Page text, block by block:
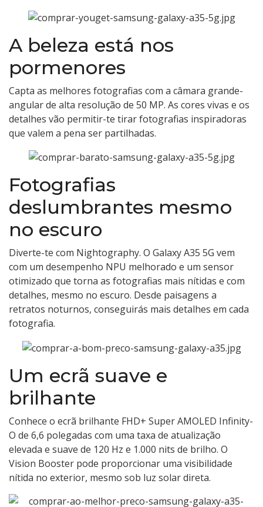
A beleza está nos
pormenores
Capta as melhores fotografias com a câmara grande-
angular de alta resolução de 50 MP. As cores vivas e os
detalhes vão permitir-te tirar fotografias inspiradoras
que valem a pena ser partilhadas.
Fotografias
deslumbrantes mesmo
no escuro
Diverte-te com Nightography. O Galaxy A35 5G vem
com um desempenho NPU melhorado e um sensor
otimizado que torna as fotografias mais nítidas e com
detalhes, mesmo no escuro. Desde paisagens a
retratos noturnos, conseguirás mais detalhes em cada
fotografia.
Um ecrã suave e
brilhante
Conhece o ecrã brilhante FHD+ Super AMOLED Infinity-
O de 6,6 polegadas com uma taxa de atualização
elevada e suave de 120 Hz e 1.000 nits de brilho. O
Vision Booster pode proporcionar uma visibilidade
nítida no exterior, mesmo sob luz solar direta.